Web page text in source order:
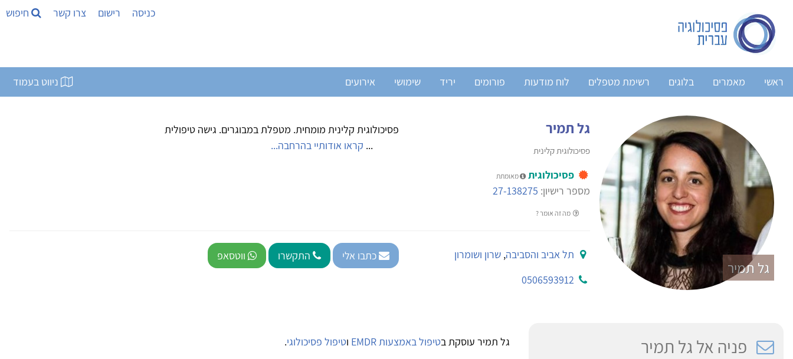
כניסה רישום צרו קשר חיפוש
ראשי מאמרים בלוגים רשימת מטפלים לוח מודעות פורומים יריד שימושי אירועים ניווט בעמוד
גל תמיר
גל תמיר
פסיכולוגית קלינית
פסיכולוגית מאומתת
מספר רישיון: 27-138275
מה זה אומר ?
פסיכולוגית קלינית מומחית. מטפלת במבוגרים. גישה טיפולית
... קראו אודותיי בהרחבה...
תל אביב והסביבה,שרון ושומרון
0506593912
כתבו אלי התקשרו ווטסאפ
פניה אל גל תמיר גל תמיר עוסקת בטיפול באמצעות EMDR וטיפול פסיכולוגי.